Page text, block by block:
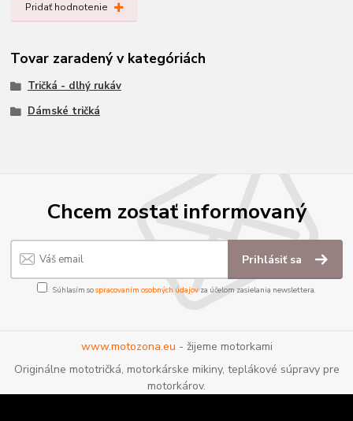
Pridať hodnotenie
Tovar zaradený v kategóriách
Tričká - dlhý rukáv
Dámské tričká
Chcem zostať informovaný
Prihlásiť sa
Súhlasím sospracovaním osobných údajov za účelom zasielania newslettera.
www.motozona.eu - žijeme motorkami
Originálne mototričká, motorkárske mikiny, teplákové súpravy pre
motorkárov.